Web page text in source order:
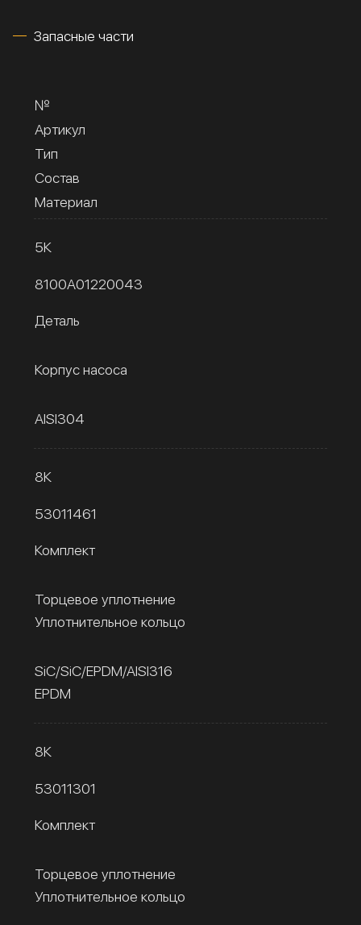
Запасные части
№
Артикул
Тип
Состав
Материал
5К
8100A01220043
Деталь
Корпус насоса
AISI304
8К
53011461
Комплект
Торцевое уплотнение
Уплотнительное кольцо
SiC/SiC/EPDM/AISI316
EPDM
8К
53011301
Комплект
Торцевое уплотнение
Уплотнительное кольцо